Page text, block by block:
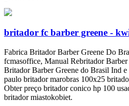
britador fc barber greene -
Fabrica Britador Barber Greene Do
fcmasoffice, Manual Rebritador
Britador Barber Greene do Brasil Ind
paulo britador marobras 100x25
Obter preço britador conico hp 100
britador miastokobiet.